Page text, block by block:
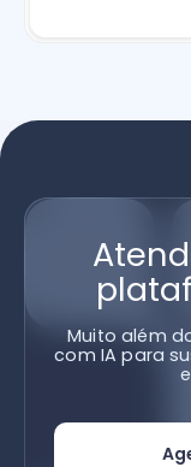
Muito além
com IA para